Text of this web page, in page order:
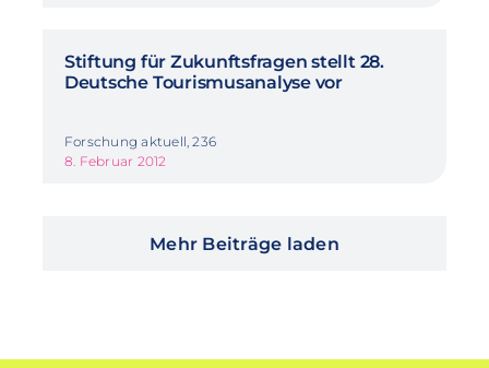
Stiftung für Zukunftsfragen stellt 28.
Deutsche Tourismusanalyse vor
Forschung aktuell, 236
8. Februar 2012
Mehr Beiträge laden